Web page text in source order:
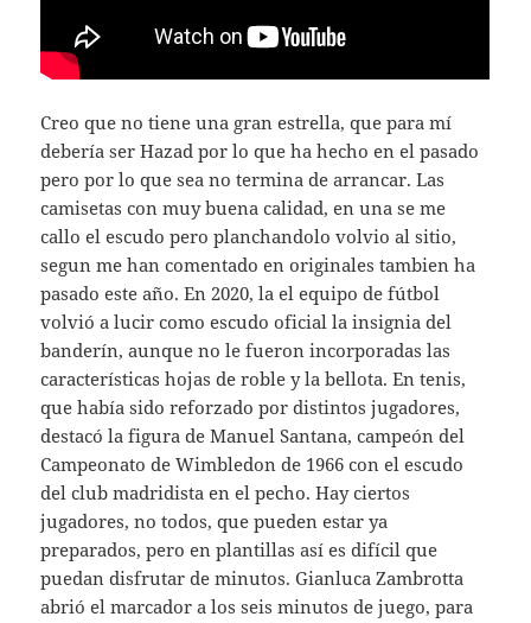
Creo que no tiene una gran estrella, que para mí
debería ser Hazad por lo que ha hecho en el pasado
pero por lo que sea no termina de arrancar. Las
camisetas con muy buena calidad, en una se me
callo el escudo pero planchandolo volvio al sitio,
segun me han comentado en originales tambien ha
pasado este año. En 2020, la el equipo de fútbol
volvió a lucir como escudo oficial la insignia del
banderín, aunque no le fueron incorporadas las
características hojas de roble y la bellota. En tenis,
que había sido reforzado por distintos jugadores,
destacó la figura de Manuel Santana, campeón del
Campeonato de Wimbledon de 1966 con el escudo
del club madridista en el pecho. Hay ciertos
jugadores, no todos, que pueden estar ya
preparados, pero en plantillas así es difícil que
puedan disfrutar de minutos. Gianluca Zambrotta
abrió el marcador a los seis minutos de juego, para